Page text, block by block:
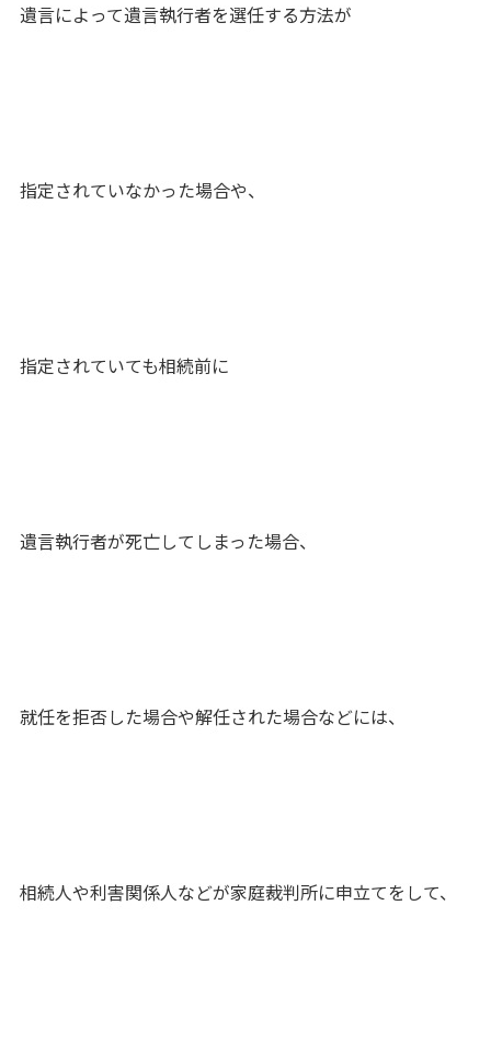
遺言によって遺言執行者を選任する方法が
指定されていなかった場合や、
指定されていても相続前に
遺言執行者が死亡してしまった場合、
就任を拒否した場合や解任された場合などには、
相続人や利害関係人などが家庭裁判所に申立てをして、